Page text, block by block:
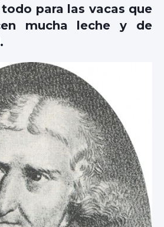
para las vacas que
mucha leche y de